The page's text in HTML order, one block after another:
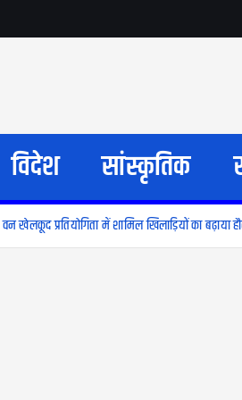
विदेश सांस्कृतिक
प्रतियोगिता में शामिल खिलाड़ियों का बढ़ाया